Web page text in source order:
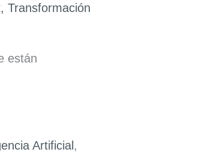
, Transformación
están
Artificial ,